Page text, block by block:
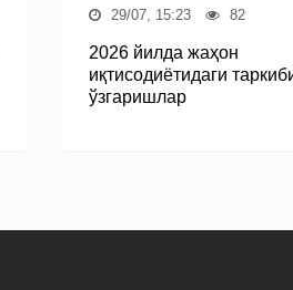
29/07, 15:23 82
2026 йилда жаҳон
иқтисодиётидаги
ўзгаришлар